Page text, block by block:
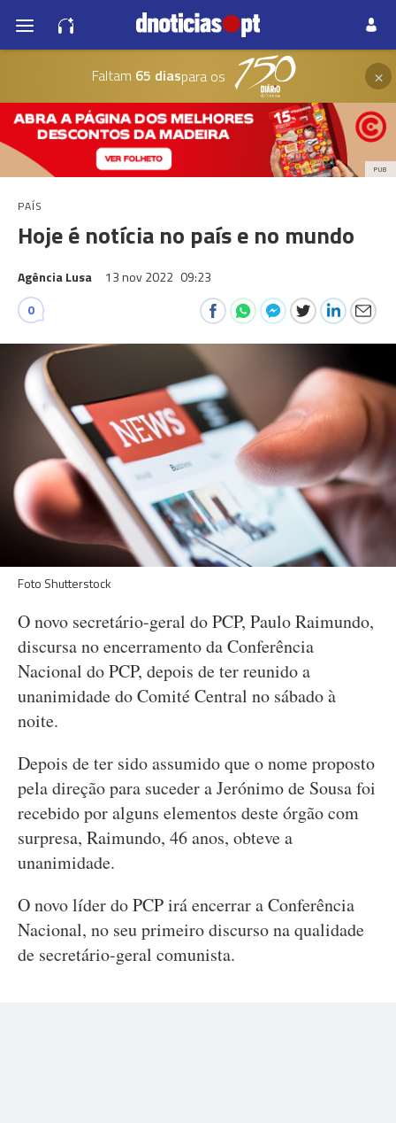
Faltam 65 diaspara os ×
PUB
PAÍS
Hoje é notícia no país e no mundo
Agência Lusa 13 nov 2022 09:23
0
Foto Shutterstock
O novo secretário-geral do PCP, Paulo Raimundo,
discursa no encerramento da Conferência
Nacional do PCP, depois de ter reunido a
unanimidade do Comité Central no sábado à
noite.
Depois de ter sido assumido que o nome proposto
pela direção para suceder a Jerónimo de Sousa foi
recebido por alguns elementos deste órgão com
surpresa, Raimundo, 46 anos, obteve a
unanimidade.
O novo líder do PCP irá encerrar a Conferência
Nacional, no seu primeiro discurso na qualidade
de secretário-geral comunista.